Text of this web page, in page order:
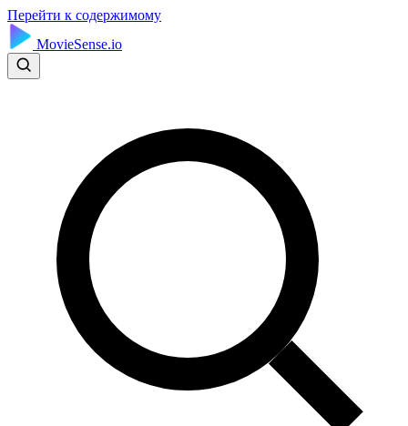
Перейти к содержимому
MovieSense.io